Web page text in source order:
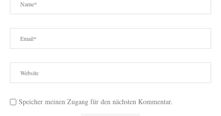
Speicher meinen Zugang für den nächsten Kommentar.